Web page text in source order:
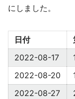
にしました。
日付
2022-08-17
2022-08-20
2022-08-27